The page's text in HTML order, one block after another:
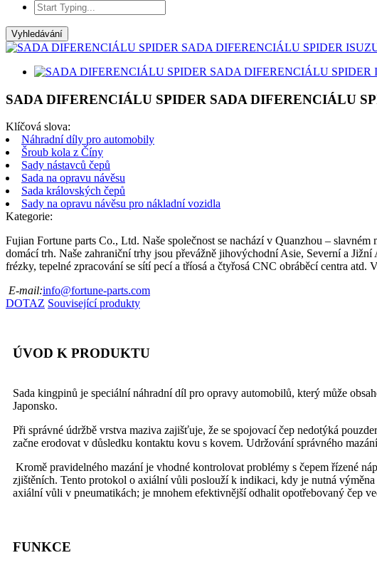
Vyhledávání
SADA DIFERENCIÁLU SPIDER SADA DIFERENCIÁLU
Klíčová slova:
Náhradní díly pro automobily
Šroub kola z Číny
Sady nástavců čepů
Sada na opravu návěsu
Sada královských čepů
Sady na opravu návěsu pro nákladní vozidla
Kategorie:
Fujian Fortune parts Co., Ltd. Naše společnost se nachází v Quanzhou –
domácí trh. Naše zahraniční trhy jsou převážně jihovýchodní Asie, Severní a
frézky, tepelné zpracování se sítí pecí a tříosá a čtyřosá CNC obráběcí centra atd.
E-mail:info@fortune-parts.com
DOTAZ Související produkty
ÚVOD K PRODUKTU
Sada kingpinů je speciální náhradní díl pro opravy automobilů, který může
Japonsko.
Při správné údržbě vrstva maziva zajišťuje, že se spojovací čep nedotýká
začne erodovat v důsledku kontaktu kovu s kovem. Udržování správného
Kromě pravidelného mazání je vhodné kontrolovat problémy s čepem řízené
zjištěních. Tento protokol o axiální vůli poslouží k indikaci, kdy je nutná
axiální vůli v pneumatikách; je mnohem efektivnější odhalit opotřebovaný čep
FUNKCE